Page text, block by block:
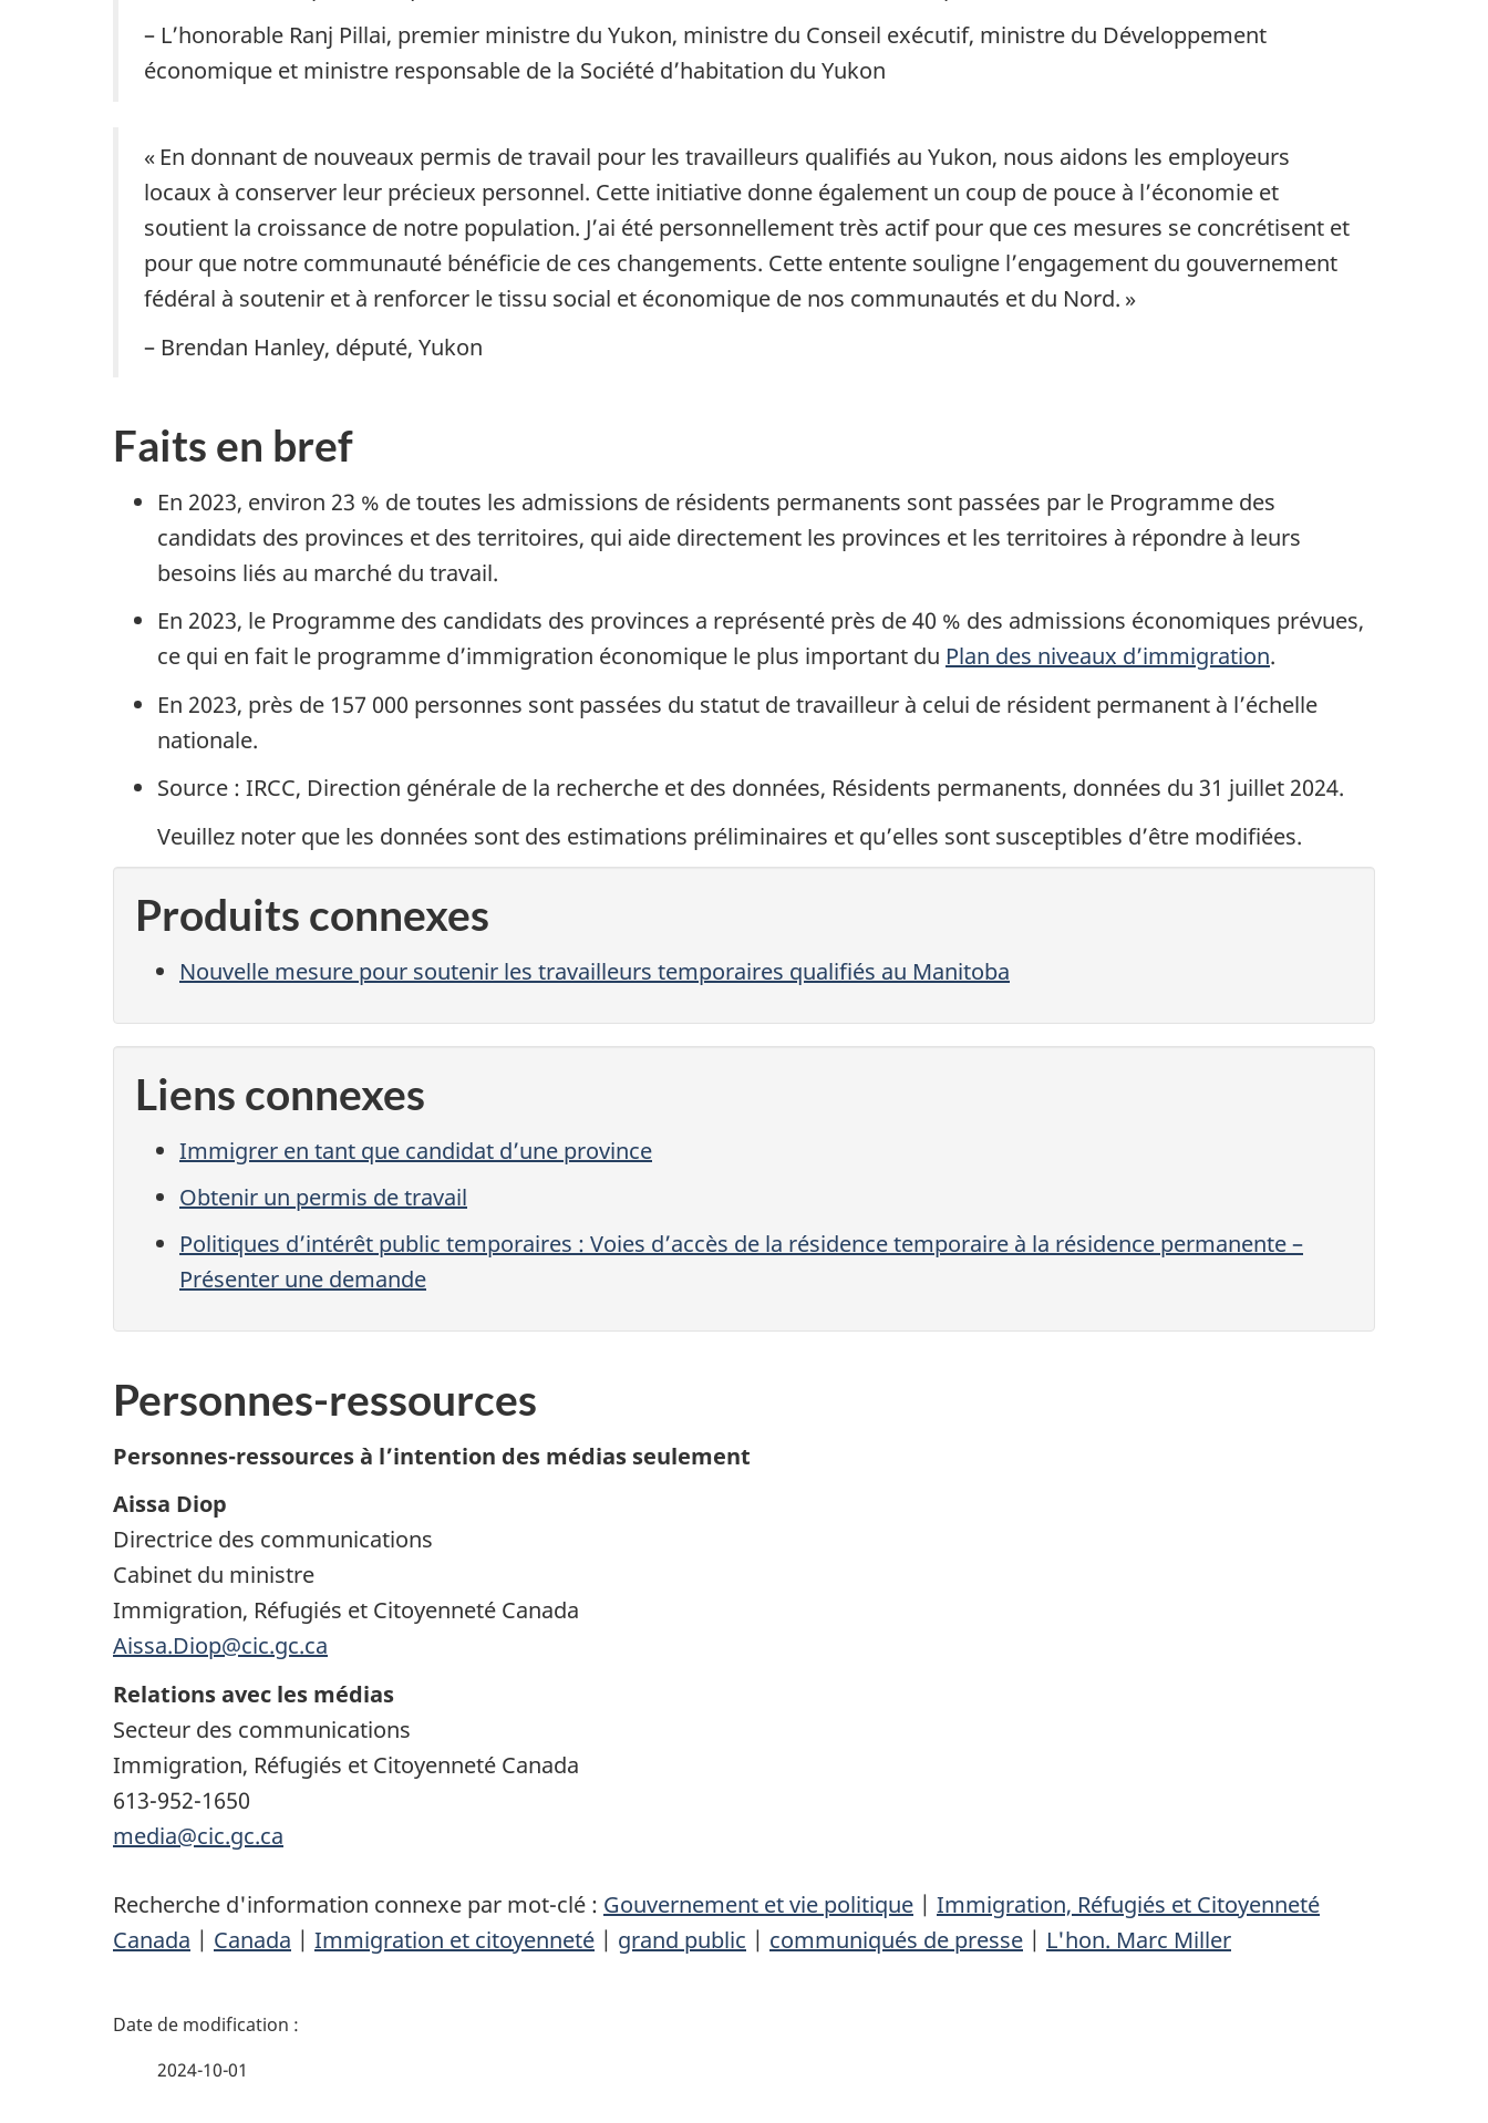
– L’honorable Ranj Pillai, premier ministre du Yukon, ministre du Conseil exécutif, ministre du Développement
économique et ministre responsable de la Société d’habitation du Yukon
« En donnant de nouveaux permis de travail pour les travailleurs qualifiés au Yukon, nous aidons les employeurs
locaux à conserver leur précieux personnel. Cette initiative donne également un coup de pouce à l’économie et
soutient la croissance de notre population. J’ai été personnellement très actif pour que ces mesures se concrétisent et
pour que notre communauté bénéficie de ces changements. Cette entente souligne l’engagement du gouvernement
fédéral à soutenir et à renforcer le tissu social et économique de nos communautés et du Nord. »
– Brendan Hanley, député, Yukon
Faits en bref
En 2023, environ 23 % de toutes les admissions de résidents permanents sont passées par le Programme des
candidats des provinces et des territoires, qui aide directement les provinces et les territoires à répondre à leurs
besoins liés au marché du travail.
En 2023, le Programme des candidats des provinces a représenté près de 40 % des admissions économiques prévues,
ce qui en fait le programme d’immigration économique le plus important du Plan des niveaux d’immigration.
En 2023, près de 157 000 personnes sont passées du statut de travailleur à celui de résident permanent à l’échelle
nationale.
Source : IRCC, Direction générale de la recherche et des données, Résidents permanents, données du 31 juillet 2024.
Veuillez noter que les données sont des estimations préliminaires et qu’elles sont susceptibles d’être modifiées.
Produits connexes
Nouvelle mesure pour soutenir les travailleurs temporaires qualifiés au Manitoba
Liens connexes
Immigrer en tant que candidat d’une province
Obtenir un permis de travail
Politiques d’intérêt public temporaires : Voies d’accès de la résidence temporaire à la résidence permanente –
Présenter une demande
Personnes-ressources
Personnes-ressources à l’intention des médias seulement
Aissa Diop
Directrice des communications
Cabinet du ministre
Immigration, Réfugiés et Citoyenneté Canada
Aissa.Diop@cic.gc.ca
Relations avec les médias
Secteur des communications
Immigration, Réfugiés et Citoyenneté Canada
613-952-1650
media@cic.gc.ca
Recherche d'information connexe par mot-clé : Gouvernement et vie politique | Immigration, Réfugiés et Citoyenneté
Canada | Canada | Immigration et citoyenneté | grand public | communiqués de presse | L'hon. Marc Miller
D
2024-10-01